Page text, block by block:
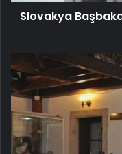
Slovakya